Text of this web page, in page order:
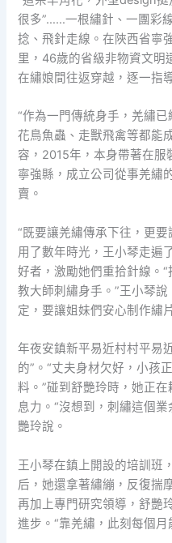
很多”……一根繡針、一團彩
捻、飛針走線。在陜西省寧
里，46歲的省級非物資文明
在繡娘間往返穿越，逐一指
“作為一門傳統身手，羌繡
花鳥魚蟲、走獸飛禽等都能
容，2015年，本身帶著在服
寧強縣，成立公司從事羌繡
賣。
“既要讓羌繡傳承下往，更
用了數年時光，王小琴走遍
好者，激勵她們重拾針線。
教大師刺繡身手。”王小琴
定，要讓姐妹們安心制作繡
年夜安鎮新平易近村村平易
的”。“丈夫身材欠好，小孩
料。”碰到舒艷玲時，她正
息力。“沒想到，刺繡這個
艷玲說。
王小琴在鎮上開設的培訓班
后，她還拿著繡繃，反復揣
再加上專門研究領導，舒艷
進步。“靠羌繡，此刻每個